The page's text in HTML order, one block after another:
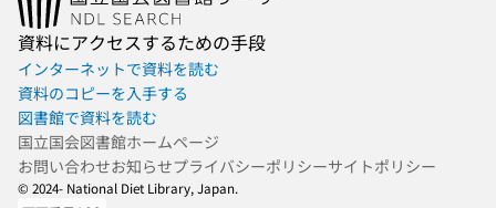
資料にアクセスするための手段
インターネットで資料を読む
資料のコピーを入手する
図書館で資料を読む
国立国会図書館ホームページ
お問い合わせお知らせプライバシーポリシーサイトポリシー
© 2024- National Diet Library, Japan.